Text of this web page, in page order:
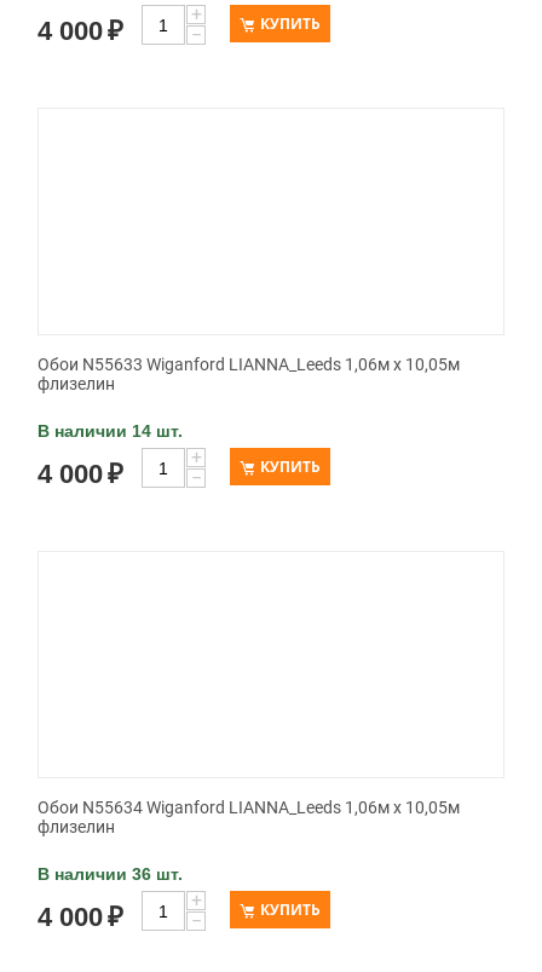
4 000₽
+
−
КУПИТЬ
Обои N55633 Wiganford LIANNA_Leeds 1,06м х 10,05м
флизелин
В наличии 14 шт.
4 000₽
+
−
КУПИТЬ
Обои N55634 Wiganford LIANNA_Leeds 1,06м х 10,05м
флизелин
В наличии 36 шт.
4 000₽
+
−
КУПИТЬ